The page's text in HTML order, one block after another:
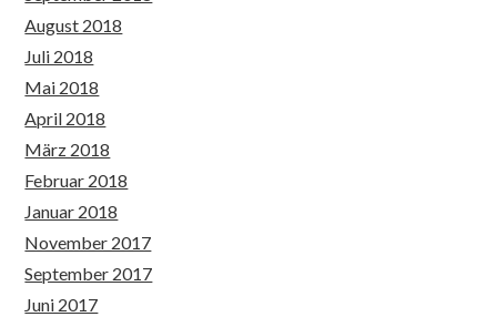
August 2018
Juli 2018
Mai 2018
April 2018
März 2018
Februar 2018
Januar 2018
November 2017
September 2017
Juni 2017